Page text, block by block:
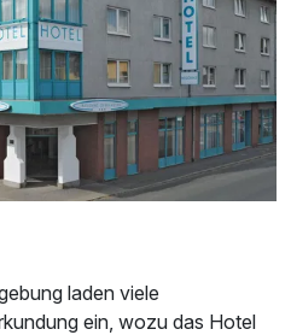
p.P. ab
laden viele
ein, wozu das Hotel